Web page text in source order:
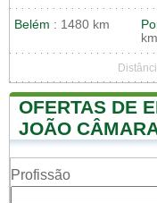
Belém : 1480 km
km
OFERTAS DE
JOÃO
Profissão